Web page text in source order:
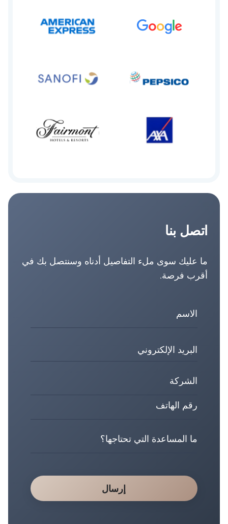
اتصل بنا
ما عليك سوى ملء التفاصيل أدناه وسنتصل بك في
أقرب فرصة.
إرسال